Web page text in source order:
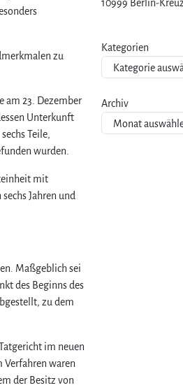
zu
am 23. Dezember
Unterkunft
Teile,
wurden.
mit
Jahren und
Maßgeblich sei
des Beginns des
zu dem
im neuen
Verfahren waren
der Besitz von
10999 Berlin-
Kategorien
Archiv